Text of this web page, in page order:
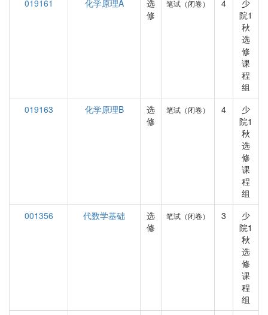
019161 化学原理A
选
修
笔试（闭卷） 4
少
院1
秋
选
修
课
程
组
019163
化学原理B
选
修
笔试（闭卷） 4
少
院1
秋
选
修
课
程
组
001356
代数学基础
选
修
笔试（闭卷） 3
少
院1
秋
选
修
课
程
组